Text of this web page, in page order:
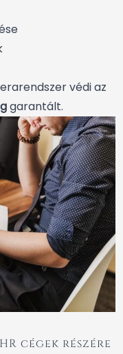
védi az
garantált.
cégek részére